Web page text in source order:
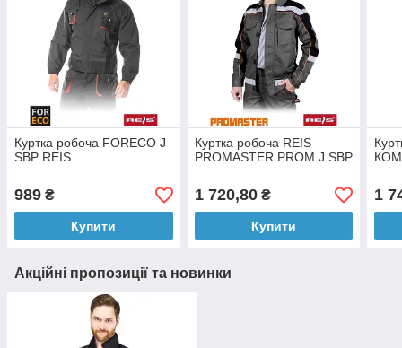
Куртка робоча FORECO J
SBP REIS
989 ₴
Купити
Куртка робоча REIS
PROMASTER PROM J SBP
1 720,80₴
Купити
1
Акційні пропозиції та новинки